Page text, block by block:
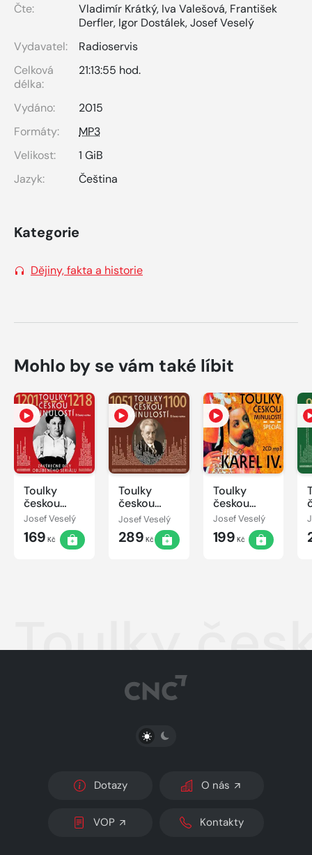
Čte:
Vladimír Krátký, Iva Valešová, František
Derfler, Igor Dostálek,Josef Veselý
Vydavatel:
Radioservis
Celková
délka:
21:13:55 hod.
Vydáno:
2015
Formáty:
MP3
Velikost:
1 GiB
Jazyk:
Čeština
Kategorie
Dějiny, fakta a historie
Mohlo by se vám také líbit
Toulky
českou
minulostí
1201-1218
Josef Veselý
169 Kč
Toulky
českou
minulostí
1051 - 1100
Josef Veselý
289 Kč
Toulky
českou
minulostí :
Karel IV.
Speciál
Josef Veselý
199 Kč
Toulky
PŘEPNOUT SVĚTLÝ/TMAVÝ REŽIM
Dotazy O nás
VOP Kontakty